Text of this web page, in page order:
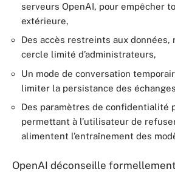
serveurs OpenAI, pour empêcher
extérieure,
Des accès restreints aux données,
cercle limité d’administrateurs,
Un mode de conversation
limiter la persistance des
Des paramètres de confidentialité
permettant à l’utilisateur de
alimentent l’entraînement des
OpenAI déconseille